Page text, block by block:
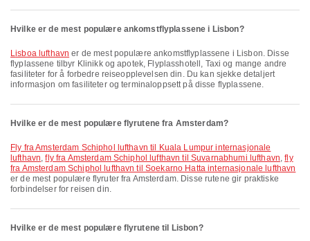
Hvilke er de mest populære ankomstflyplassene i Lisbon?
Lisboa lufthavn er de mest populære ankomstflyplassene i Lisbon. Disse
flyplassene tilbyr Klinikk og apotek, Flyplasshotell, Taxi og mange andre
fasiliteter for å forbedre reiseopplevelsen din. Du kan sjekke detaljert
informasjon om fasiliteter og terminaloppsett på disse flyplassene.
Hvilke er de mest populære flyrutene fra Amsterdam?
fly fra Amsterdam Schiphol lufthavn til Kuala Lumpur internasjonale
lufthavn,fly fra Amsterdam Schiphol lufthavn til Suvarnabhumi lufthavn,fly
fra Amsterdam Schiphol lufthavn til Soekarno Hatta internasjonale lufthavn
er de mest populære flyruter fra Amsterdam. Disse rutene gir praktiske
forbindelser for reisen din.
Hvilke er de mest populære flyrutene til Lisbon?